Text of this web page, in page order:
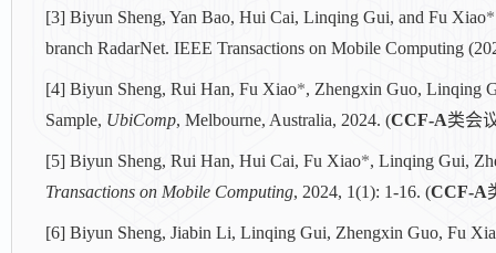
[3] Biyun Sheng, Yan Bao, Hui Cai, Linqing Gui, and Fu Xiao*
branch RadarNet. IEEE Transactions on Mobile Computing
[4] Biyun Sheng, Rui Han, Fu Xiao*, Zhengxin Guo, Linqing
Sample, UbiComp, Melbourne, Australia, 2024. (CCF-A类会
[5] Biyun Sheng, Rui Han, Hui Cai, Fu Xiao*, Linqing Gui,
Transactions on Mobile Computing, 2024, 1(1): 1-16. (CCF-A
[6] Biyun Sheng, Jiabin Li, Linqing Gui, Zhengxin Guo, Fu